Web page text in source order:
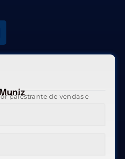
palestrante de vendas e